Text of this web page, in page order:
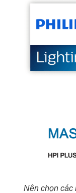
Nên chọn các